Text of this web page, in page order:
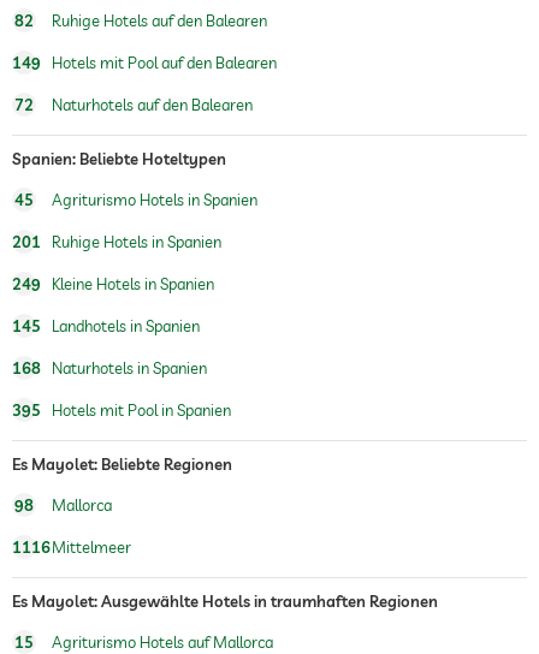
82 Ruhige Hotels auf den Balearen
149 Hotels mit Pool auf den Balearen
72 Naturhotels auf den Balearen
Spanien: Beliebte Hoteltypen
45 Agriturismo Hotels in Spanien
201 Ruhige Hotels in Spanien
249 Kleine Hotels in Spanien
145 Landhotels in Spanien
168 Naturhotels in Spanien
395 Hotels mit Pool in Spanien
Es Mayolet: Beliebte Regionen
98 Mallorca
1116Mittelmeer
Es Mayolet: Ausgewählte Hotels in traumhaften Regionen
15 Agriturismo Hotels auf Mallorca